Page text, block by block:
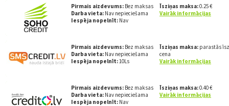
Pirmais aizdevums: Bez maksas
Darba vieta: Nav nepieciešama
Iespēja nopelnīt: Nav
Īsziņas maksa:0.25 €
Vairāk informācijas
Pirmais aizdevums: Bez maksas
Darba vieta: Nav nepieciešama
Iespēja nopelnīt:10Ls
Īsziņas maksa: parastās
cena
Vairāk informācijas
Pirmais aizdevums: Bez maksas
Darba vieta: Nav nepieciešama
Iespēja nopelnīt: Nav
Īsziņas maksa:0.40 €
Vairāk informācijas